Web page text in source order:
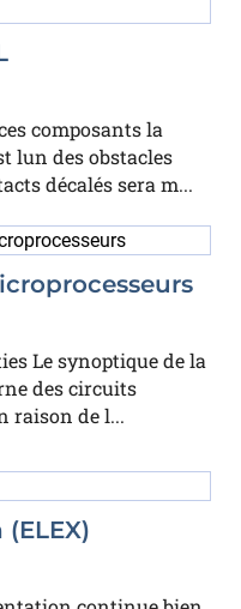
composants la
lun des obstacles
décalés sera m...
Le synoptique de la
des circuits
raison de l...